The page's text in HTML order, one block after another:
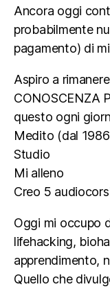
Ancora oggi
probabilmente
pagamento) di
Aspiro a
CONOSCENZA
questo ogni
Medito (dal
Studio
Mi alleno
Creo 5
Oggi mi occupo
lifehacking,
apprendimento,
Quello che